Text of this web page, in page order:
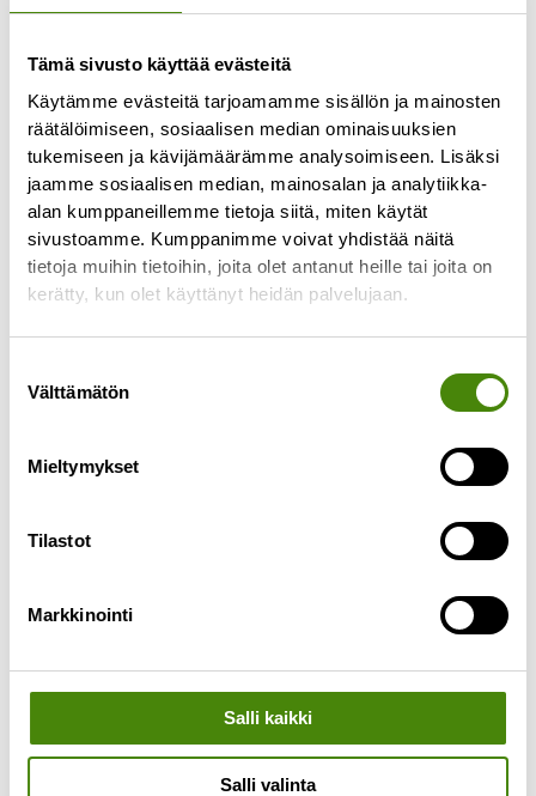
Tämä sivusto käyttää evästeitä
Käytämme evästeitä tarjoamamme sisällön ja mainosten
räätälöimiseen, sosiaalisen median ominaisuuksien
tukemiseen ja kävijämäärämme analysoimiseen. Lisäksi
jaamme sosiaalisen median, mainosalan ja analytiikka-
alan kumppaneillemme tietoja siitä, miten käytät
sivustoamme. Kumppanimme voivat yhdistää näitä
tietoja muihin tietoihin, joita olet antanut heille tai joita on
kerätty, kun olet käyttänyt heidän palvelujaan.
valinta
Välttämätön
Mieltymykset
Tilastot
Markkinointi
Salli kaikki
Salli valinta
PÄIVITETTY:
Puhelinasiakaspalvelu toimii
27.4.2023
toimivat jälleen ja palvelemme normaalien
———————————— Puhelinasiakaspalvelumme
ei toimi tällä